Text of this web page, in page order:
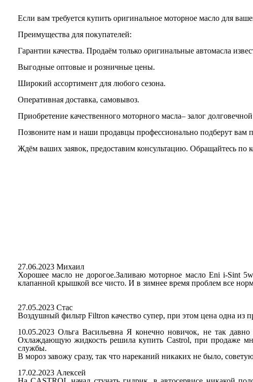
Если вам требуется купить оригинальное моторное масло для
Преимущества для покупателей:
Гарантии качества. Продаём только оригинальные автомасла
Выгодные оптовые и розничные цены.
Широкий ассортимент для любого сезона.
Оперативная доставка, самовывоз.
Приобретение качественного моторного масла– залог
Позвоните нам и наши продавцы профессионально подберут вам
Ждём ваших заявок, предоставим консультацию. Обращайтесь по
27.06.2023 Михаил
Хорошее масло не дорогое.Заливаю моторное масло Eni i-Sint
клапанной крышкой все чисто. И в зимнее время проблем все
27.05.2023 Стас
Воздушный фильтр Filtron качество супер, при этом цена одна
10.05.2023 Ольга Васильевна Я конечно новичок, не так
Охлаждающую жидкость решила купить Castrol, при продаже
службы.
В мороз завожу сразу, так что нареканий никаких не было,
17.02.2023 Алексей